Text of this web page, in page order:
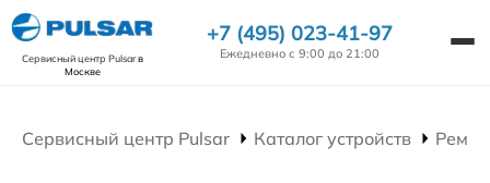
Сервисный центр Pulsarв
Москве
+7 (495) 023-41-97
Ежедневно с 9:00 до 21:00
Сервисный центр Pulsar Каталог устройств